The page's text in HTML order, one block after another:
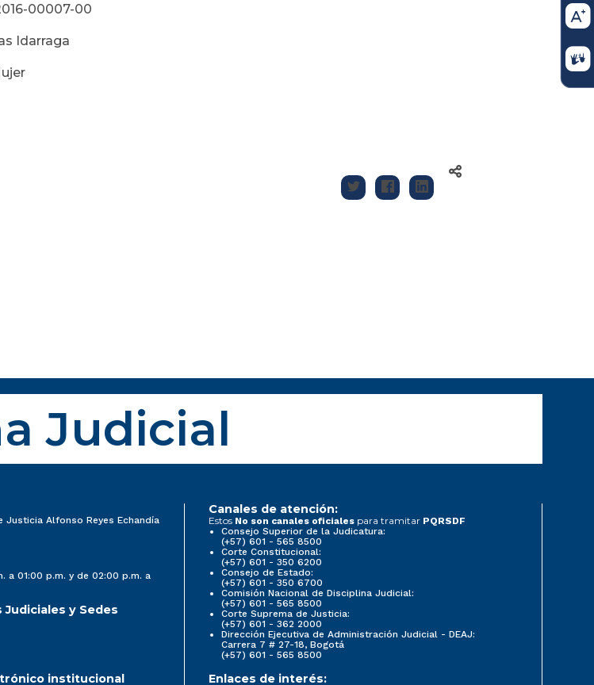
00007-00
Idarraga
Judicial
Justicia Alfonso Reyes Echandía
a 01:00 p.m. y de 02:00 p.m. a
Judiciales y Sedes
Canales de atención:
Estos No son canales oficiales para tramitar PQRSDF
Consejo Superior de la Judicatura:
(+57) 601 - 565 8500
Corte Constitucional:
(+57) 601 - 350 6200
Consejo de Estado:
(+57) 601 - 350 6700
Comisión Nacional de Disciplina Judicial:
(+57) 601 - 565 8500
Corte Suprema de Justicia:
(+57) 601 - 362 2000
Dirección Ejecutiva de Administración Judicial - DEAJ:
Carrera 7 # 27-18, Bogotá
(+57) 601 - 565 8500
institucional Enlaces de interés: